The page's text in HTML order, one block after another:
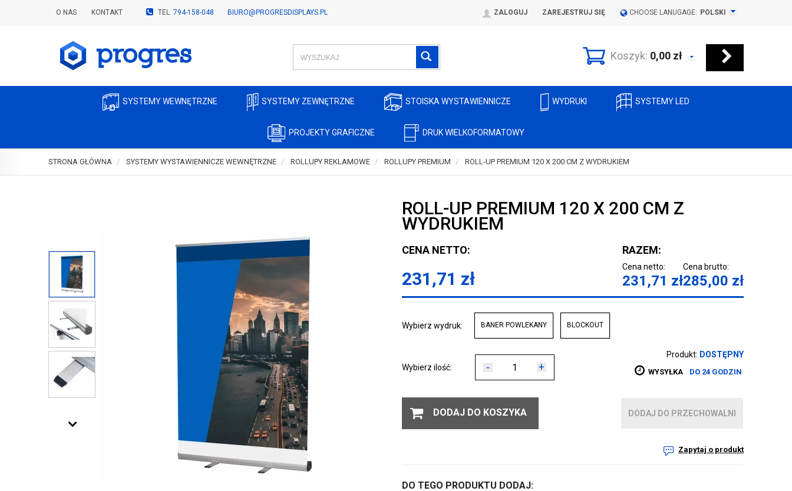
O NAS KONTAKT TEL. 794-158-048 BIURO@PROGRESDISPLAYS.PL ZALOGUJ ZAREJESTRUJ SIĘ CHOOSE LANUGAGE: POLSKI
Koszyk: 0,00 zł
SYSTEMY WEWNĘTRZNE SYSTEMY ZEWNĘTRZNE STOISKA WYSTAWIENNICZE WYDRUKI SYSTEMY LED
PROJEKTY GRAFICZNE DRUK WIELKOFORMATOWY
STRONA GŁÓWNA SYSTEMY WYSTAWIENNICZE WEWNĘTRZNE ROLLUPY REKLAMOWE ROLLUPY PREMIUM ROLL-UP PREMIUM 120 X 200 CM Z WYDRUKIEM
ROLL-UP PREMIUM 120 X 200 CM Z
WYDRUKIEM
CENA NETTO:
231,71 zł
RAZEM:
Cena netto:
231,71 zł
Cena brutto:
285,00 zł
Wybierz wydruk: BANER POWLEKANY BLOCKOUT
Wybierz ilość: - +
Produkt: DOSTĘPNY
WYSYŁKA DO 24 GODZIN
DODAJ DO KOSZYKA DODAJ DO PRZECHOWALNI
Zapytaj o produkt
DO TEGO PRODUKTU DODAJ: